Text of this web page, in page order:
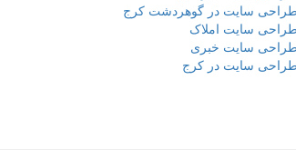
سایت در گوهردشت کرج
سایت املاک
سایت خبری
سایت در کرج